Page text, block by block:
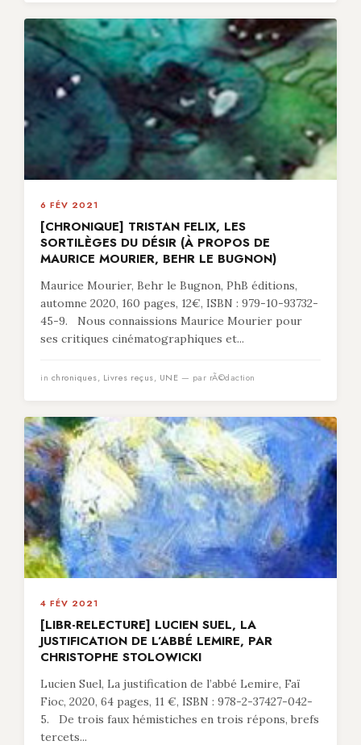
6 FÉV 2021
[CHRONIQUE] TRISTAN FELIX, LES
SORTILÈGES DU DÉSIR (À PROPOS DE
MAURICE MOURIER, BEHR LE BUGNON)
Maurice Mourier, Behr le Bugnon, PhB éditions,
automne 2020, 160 pages, 12€, ISBN : 979-10-93732-
45-9. Nous connaissions Maurice Mourier pour
ses critiques cinématographiques et...
in chroniques, Livres reçus, UNE — par rÃ©daction
4 FÉV 2021
[LIBR-RELECTURE] LUCIEN SUEL, LA
JUSTIFICATION DE L’ABBÉ LEMIRE, PAR
CHRISTOPHE STOLOWICKI
Lucien Suel, La justification de l’abbé Lemire, Faï
Fioc, 2020, 64 pages, 11 €, ISBN : 978-2-37427-042-
5. De trois faux hémistiches en trois répons, brefs
tercets...